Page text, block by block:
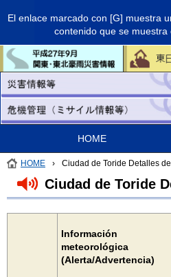
El enlace marcado con [G] muestra
contenido que se
HOME
HOME › Ciudad de Toride Detalles
Ciudad de Toride
Información
meteorológica
(Alerta/Advertencia)